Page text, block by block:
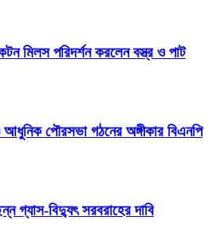
মিলস পরিদর্শন করলেন বস্ত্র ও পাট
পৌরসভা গঠনের অঙ্গীকার বিএনপি
গ্যাস-বিদ্যুৎ সরবরাহের দাবি